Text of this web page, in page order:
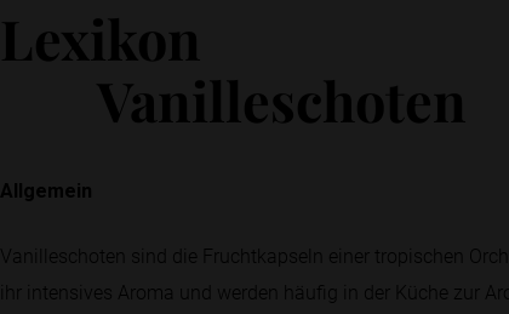
Lexikon
Vanilleschoten
Allgemein
Vanilleschoten sind die Fruchtkapseln einer tropischen
ihr intensives Aroma und werden häufig in der Küche zur